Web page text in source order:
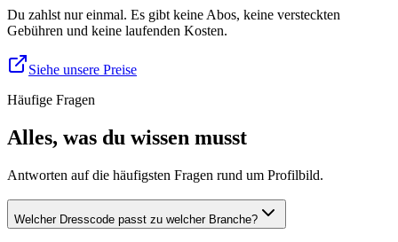
Du zahlst nur einmal. Es gibt keine Abos, keine versteckten
Gebühren und keine laufenden Kosten.
Siehe unsere Preise
Häufige Fragen
Alles, was du wissen musst
Antworten auf die häufigsten Fragen rund um Profilbild.
Welcher Dresscode passt zu welcher Branche?